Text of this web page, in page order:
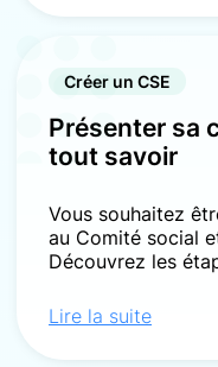
Créer un CSE
Présenter sa
tout savoir
Vous souhaitez
au Comité social
Découvrez les
Lire la suite